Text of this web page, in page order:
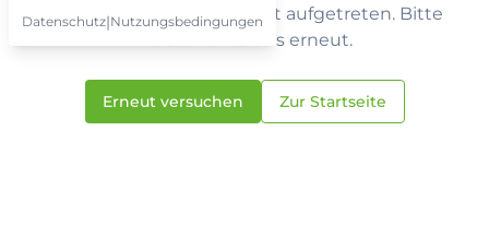
Ein unerwarteter Fehler ist aufgetreten. Bitte
versuchen Sie es erneut.
Erneut versuchen Zur Startseite
Datenschutz|Nutzungsbedingungen